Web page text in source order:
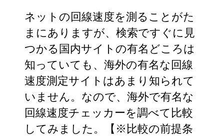
ネットの回線速度を測ることがた
まにありますが、検索ですぐに見
つかる国内サイトの有名どころは
知っていても、海外の有名な回線
速度測定サイトはあまり知られて
いません。なので、海外で有名な
回線速度チェッカーを調べて比較
してみました。【※比較の前提条